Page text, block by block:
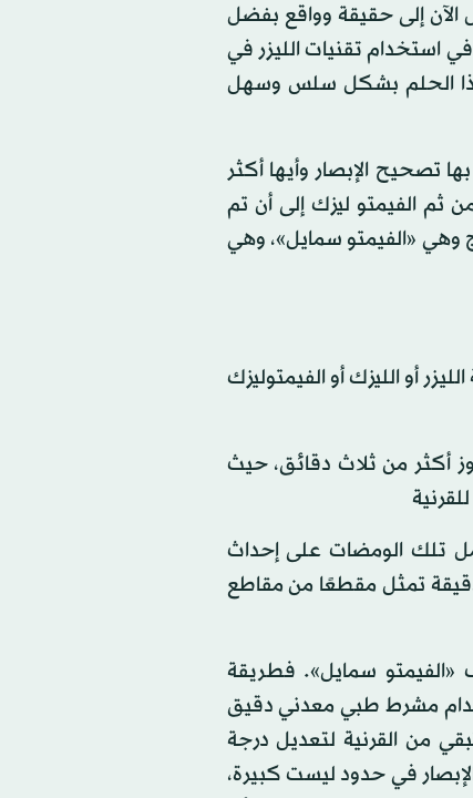
الآن إلى حقيقة وواقع بفضل
استخدام تقنيات الليزر في
هذا الحلم بشكل سلس وسهل
تصحيح الإبصار وأيها أكثر
ثم الفيمتو ليزك إلى أن تم
وهي «الفيمتو سمايل»، وهي
أو الليزك أو الفيمتوليزك
أكثر من ثلاث دقائق، حيث
تلك الومضات على إحداث
تمثل مقطعًا من مقاطع
«الفيمتو سمايل». فطريقة
مشرط طبي معدني دقيق
من القرنية لتعديل درجة
في حدود ليست كبيرة،